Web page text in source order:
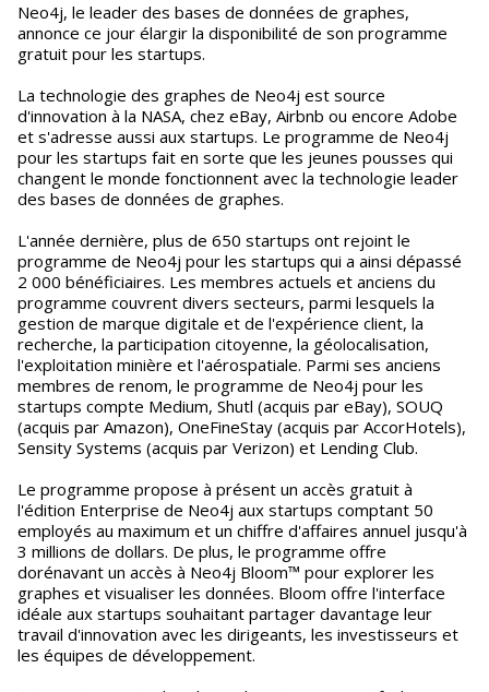
Neo4j, le leader des bases de données de graphes,
annonce ce jour élargir la disponibilité de son programme
gratuit pour les startups.
La technologie des graphes de Neo4j est source
d'innovation à la NASA, chez eBay, Airbnb ou encore Adobe
et s'adresse aussi aux startups. Le programme de Neo4j
pour les startups fait en sorte que les jeunes pousses qui
changent le monde fonctionnent avec la technologie leader
des bases de données de graphes.
L'année dernière, plus de 650 startups ont rejoint le
programme de Neo4j pour les startups qui a ainsi dépassé
2 000 bénéficiaires. Les membres actuels et anciens du
programme couvrent divers secteurs, parmi lesquels la
gestion de marque digitale et de l'expérience client, la
recherche, la participation citoyenne, la géolocalisation,
l'exploitation minière et l'aérospatiale. Parmi ses anciens
membres de renom, le programme de Neo4j pour les
startups compte Medium, Shutl (acquis par eBay), SOUQ
(acquis par Amazon), OneFineStay (acquis par AccorHotels),
Sensity Systems (acquis par Verizon) et Lending Club.
Le programme propose à présent un accès gratuit à
l'édition Enterprise de Neo4j aux startups comptant 50
employés au maximum et un chiffre d'affaires annuel jusqu'à
3 millions de dollars. De plus, le programme offre
dorénavant un accès à Neo4j Bloom™ pour explorer les
graphes et visualiser les données. Bloom offre l'interface
idéale aux startups souhaitant partager davantage leur
travail d'innovation avec les dirigeants, les investisseurs et
les équipes de développement.